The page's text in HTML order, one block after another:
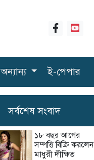
অন্যান্য ই-পেপার
সর্বশেষ সংবাদ
১৮ বছর আগের
সম্পত্তি বিক্রি করলেন
মাধুরী দীক্ষিত